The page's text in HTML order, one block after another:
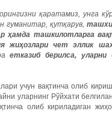
қаратамиз, унга
гуманитар, қутқарув,
ҳамда ташкилотларга
жиҳозлари чет эллик
етказиб берилса,
учун вақтинча олиб
уларнинг Рўйхати
олиб кириладиган